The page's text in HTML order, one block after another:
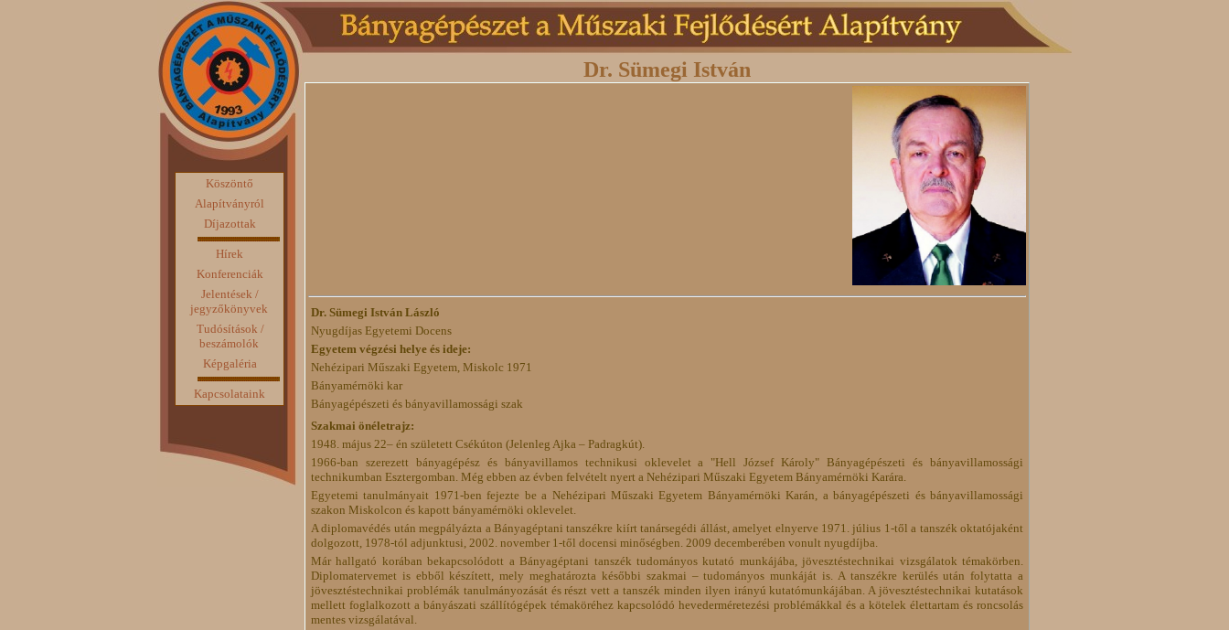
Köszöntő
Alapítványról
Díjazottak
Hírek
Konferenciák
Jelentések /
jegyzőkönyvek
Tudósítások /
beszámolók
Képgaléria
Kapcsolataink
Dr. Sümegi István
Dr. Sümegi István László
Nyugdíjas Egyetemi Docens
Egyetem végzési helye és ideje:
Nehézipari Műszaki Egyetem, Miskolc 1971
Bányamérnöki kar
Bányagépészeti és bányavillamossági szak
Szakmai önéletrajz:
1948. május 22– én született Csékúton (Jelenleg Ajka – Padragkút).
1966-ban szerezett bányagépész és bányavillamos technikusi oklevelet a "Hell József Károly" Bányagépészeti és bányavillamossági
technikumban Esztergomban. Még ebben az évben felvételt nyert a Nehézipari Műszaki Egyetem Bányamérnöki Karára.
Egyetemi tanulmányait 1971-ben fejezte be a Nehézipari Műszaki Egyetem Bányamérnöki Karán, a bányagépészeti és bányavillamossági
szakon Miskolcon és kapott bányamérnöki oklevelet.
A diplomavédés után megpályázta a Bányagéptani tanszékre kiírt tanársegédi állást, amelyet elnyerve 1971. július 1-től a tanszék oktatójaként
dolgozott, 1978-tól adjunktusi, 2002. november 1-től docensi minőségben. 2009 decemberében vonult nyugdíjba.
Már hallgató korában bekapcsolódott a Bányagéptani tanszék tudományos kutató munkájába, jövesztéstechnikai vizsgálatok témakörben.
Diplomatervemet is ebből készített, mely meghatározta későbbi szakmai – tudományos munkáját is. A tanszékre kerülés után folytatta a
jövesztéstechnikai problémák tanulmányozását és részt vett a tanszék minden ilyen irányú kutatómunkájában. A jövesztéstechnikai kutatások
mellett foglalkozott a bányászati szállítógépek témaköréhez kapcsolódó hevederméretezési problémákkal és a kötelek élettartam és roncsolás
mentes vizsgálatával.